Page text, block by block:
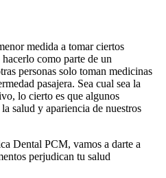
medida a tomar ciertos
como parte de un
personas solo toman medicinas
pasajera. Sea cual sea la
lo cierto es que algunos
salud y apariencia de nuestros
Dental PCM, vamos a darte a
perjudican tu salud